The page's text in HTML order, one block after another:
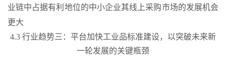
业链中占据有利地位的中小企业其线上采购市场的发展机会
更大
4.3 行业趋势三：平台加快工业品标准建设，以突破未来新
一轮发展的关键瓶颈